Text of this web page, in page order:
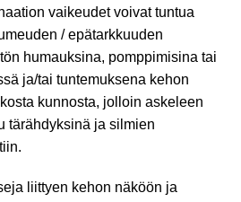
vaikeudet voivat tuntua
/ epätarkkuuden
humauksina, pomppimisina tai
ja/tai tuntemuksena kehon
kunnosta, jolloin askeleen
tärähdyksinä ja silmien
liittyen kehon näköön ja